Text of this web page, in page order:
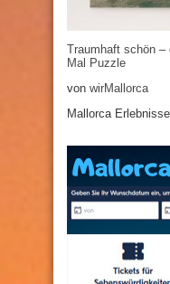
Traumhaft schön
Mal Puzzle
von wirMallorca
Mallorca